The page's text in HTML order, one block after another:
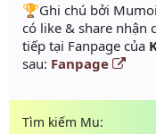
️🏆Ghi chú bởi
có like & share nhận
tiếp tại Fanpage của
sau: Fanpage
Tìm kiếm Mu: